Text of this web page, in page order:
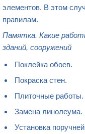
элементов. В этом
правилам.
Памятка. Какие
зданий, сооружений
Поклейка обоев.
Покраска стен.
Плиточные работы.
Замена линолеума.
Установка